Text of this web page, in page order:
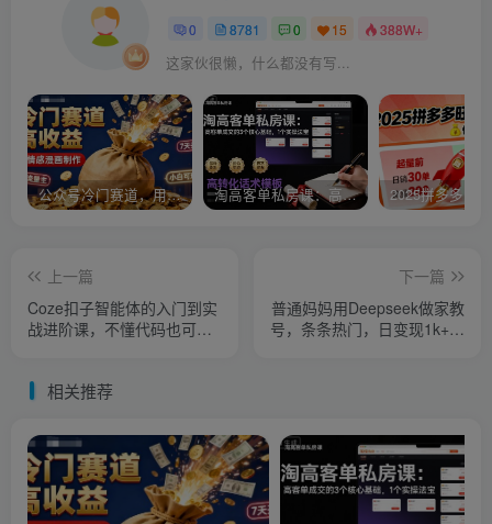
0 8781 0 15 388W+
这家伙很懒，什么都没有写...
公众号冷门赛道，用AI做情感漫画，7天开通流量主，操作简单，小白可玩 淘高客单私房课：高客单成交的3个核心基础，1个实操法宝
上一篇
Coze扣子智能体的入门到实
战进阶课，不懂代码也可以
下一篇
普通妈妈用Deepseek做家教
号，条条热门，日变现1k+的
相关推荐